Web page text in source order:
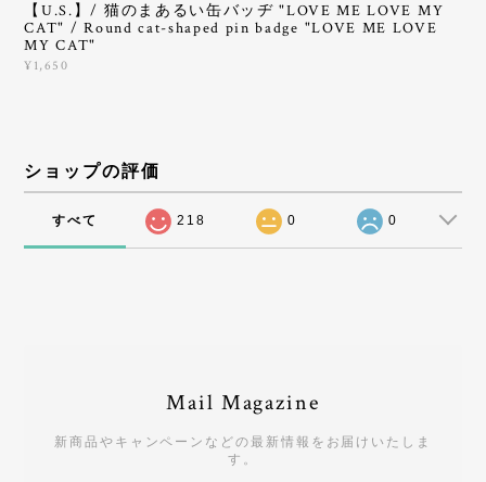
【U.S.】/ 猫のまあるい缶バッヂ "LOVE ME LOVE MY
CAT" / Round cat-shaped pin badge "LOVE ME LOVE
MY CAT"
¥1,650
ショップの評価
すべて 218 0 0
Mail Magazine
新商品やキャンペーンなどの最新情報をお届けいたしま
す。